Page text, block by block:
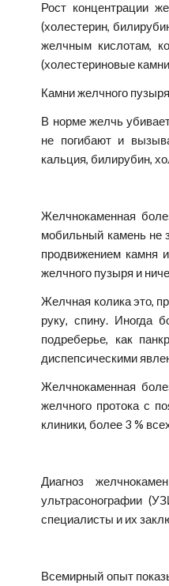
Рост концентрации
(холестерин,
желчным кислотам,
(холестериновые
Камни желчного
В норме желчь
не погибают и
кальция, билирубин,
Желчнокаменная
мобильный камень не
продвижением камня
желчного пузыря и
Желчная колика это,
руку, спину. Иногда
подреберье, как
диспепсическими
Желчнокаменная
желчного протока с
клиники, более 3 %
Диагноз
ультрасонографии
специалисты и их
Всемирный опыт